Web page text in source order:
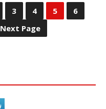
3 4 5
6
Next Page